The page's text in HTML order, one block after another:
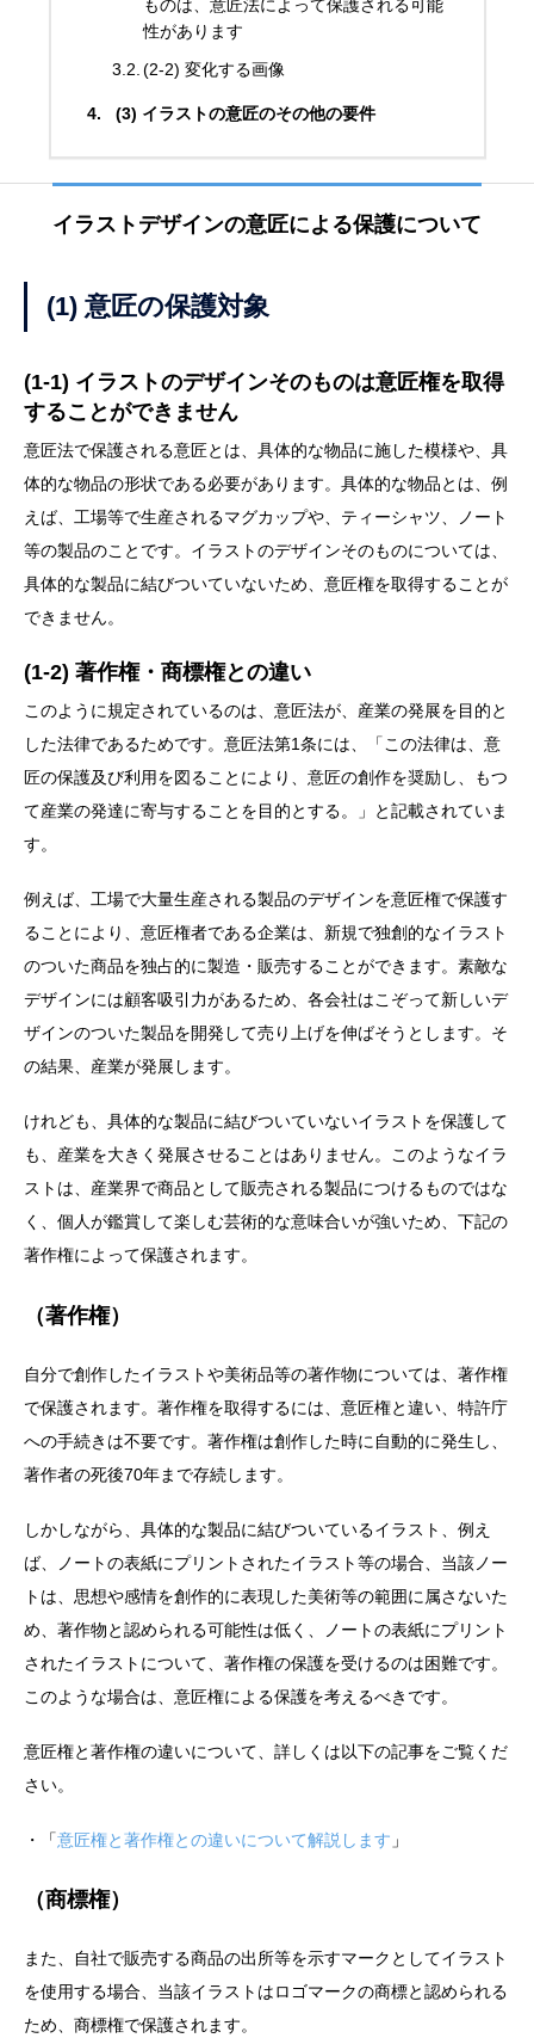
ものは、意匠法によって保護される可能
性があります
(2-2) 変化する画像
(3) イラストの意匠のその他の要件
イラストデザインの意匠による保護について
(1) 意匠の保護対象
(1-1) イラストのデザインそのものは意匠権を取得
することができません
意匠法で保護される意匠とは、具体的な物品に施した模様や、具
体的な物品の形状である必要があります。具体的な物品とは、例
えば、工場等で生産されるマグカップや、ティーシャツ、ノート
等の製品のことです。イラストのデザインそのものについては、
具体的な製品に結びついていないため、意匠権を取得することが
できません。
(1-2) 著作権・商標権との違い
このように規定されているのは、意匠法が、産業の発展を目的と
した法律であるためです。意匠法第1条には、「この法律は、意
匠の保護及び利用を図ることにより、意匠の創作を奨励し、もつ
て産業の発達に寄与することを目的とする。」と記載されていま
す。
例えば、工場で大量生産される製品のデザインを意匠権で保護す
ることにより、意匠権者である企業は、新規で独創的なイラスト
のついた商品を独占的に製造・販売することができます。素敵な
デザインには顧客吸引力があるため、各会社はこぞって新しいデ
ザインのついた製品を開発して売り上げを伸ばそうとします。そ
の結果、産業が発展します。
けれども、具体的な製品に結びついていないイラストを保護して
も、産業を大きく発展させることはありません。このようなイラ
ストは、産業界で商品として販売される製品につけるものではな
く、個人が鑑賞して楽しむ芸術的な意味合いが強いため、下記の
著作権によって保護されます。
（著作権）
自分で創作したイラストや美術品等の著作物については、著作権
で保護されます。著作権を取得するには、意匠権と違い、特許庁
への手続きは不要です。著作権は創作した時に自動的に発生し、
著作者の死後70年まで存続します。
しかしながら、具体的な製品に結びついているイラスト、例え
ば、ノートの表紙にプリントされたイラスト等の場合、当該ノー
トは、思想や感情を創作的に表現した美術等の範囲に属さないた
め、著作物と認められる可能性は低く、ノートの表紙にプリント
されたイラストについて、著作権の保護を受けるのは困難です。
このような場合は、意匠権による保護を考えるべきです。
意匠権と著作権の違いについて、詳しくは以下の記事をご覧くだ
さい。
・「意匠権と著作権との違いについて解説します 」
（商標権）
また、自社で販売する商品の出所等を示すマークとしてイラスト
を使用する場合、当該イラストはロゴマークの商標と認められる
ため、商標権で保護されます。